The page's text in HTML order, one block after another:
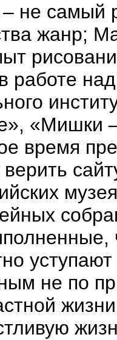
не самый
жанр;
работе
время
не по